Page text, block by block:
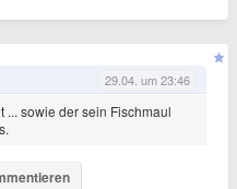
29.04. um 23:46
... sowie der sein Fischmaul